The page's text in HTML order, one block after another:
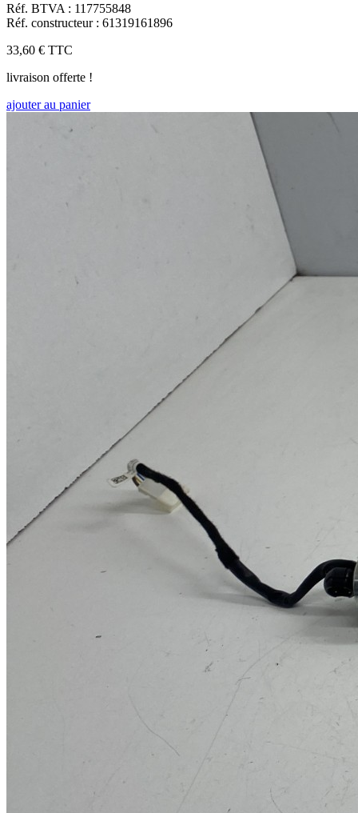
Réf. BTVA : 117755848
Réf. constructeur : 61319161896
33,60 € TTC
livraison offerte !
ajouter au panier